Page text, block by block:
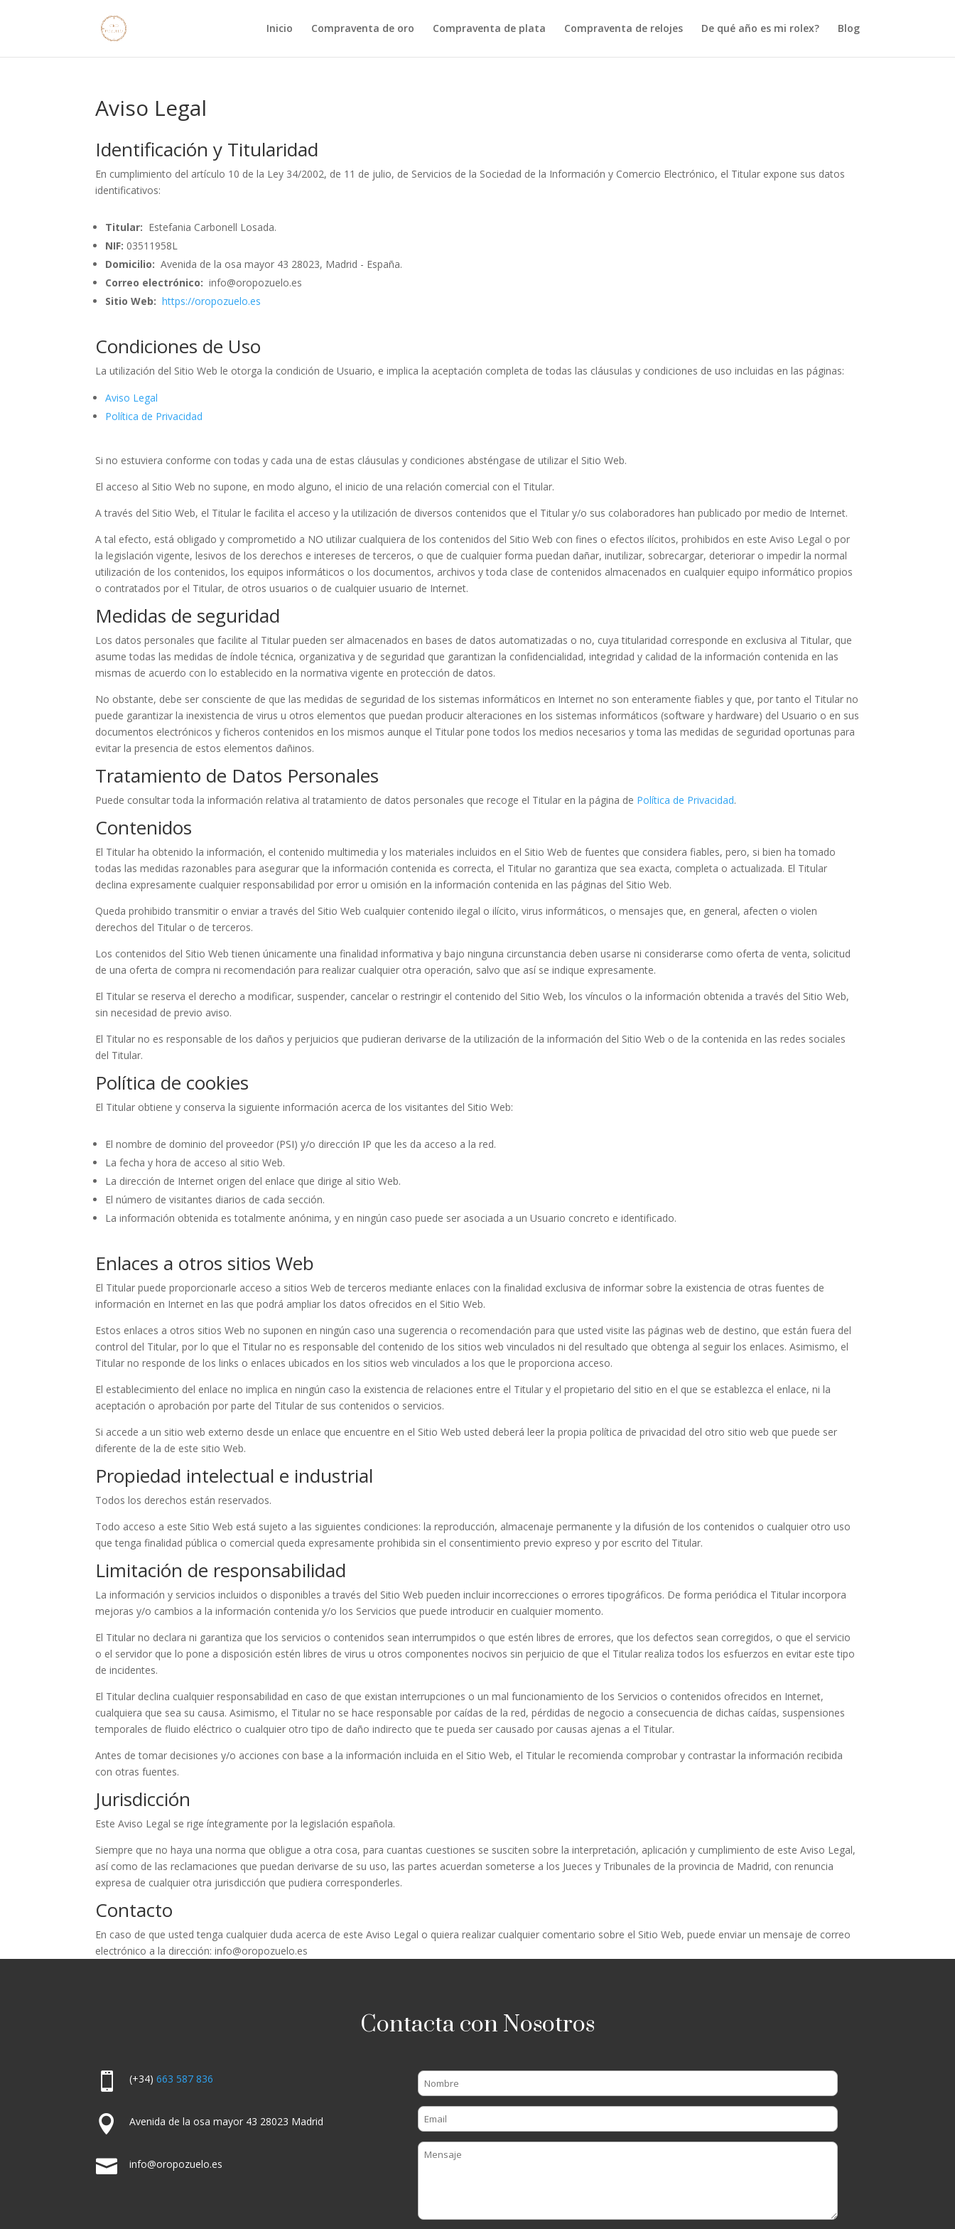
Inicio Compraventa de oro Compraventa de plata Compraventa de relojes De qué año es mi rolex? Blog
Aviso Legal
Identificación y Titularidad
En cumplimiento del artículo 10 de la Ley 34/2002, de 11 de julio, de Servicios de la Sociedad de la Información y Comercio Electrónico, el Titular expone sus datos
identificativos:
Titular: Estefania Carbonell Losada.
NIF: 03511958L
Domicilio: Avenida de la osa mayor 43 28023, Madrid - España.
Correo electrónico: info@oropozuelo.es
Sitio Web: https://oropozuelo.es
Condiciones de Uso
La utilización del Sitio Web le otorga la condición de Usuario, e implica la aceptación completa de todas las cláusulas y condiciones de uso incluidas en las páginas:
Aviso Legal
Política de Privacidad
Si no estuviera conforme con todas y cada una de estas cláusulas y condiciones absténgase de utilizar el Sitio Web.
El acceso al Sitio Web no supone, en modo alguno, el inicio de una relación comercial con el Titular.
A través del Sitio Web, el Titular le facilita el acceso y la utilización de diversos contenidos que el Titular y/o sus colaboradores han publicado por medio de Internet.
A tal efecto, está obligado y comprometido a NO utilizar cualquiera de los contenidos del Sitio Web con fines o efectos ilícitos, prohibidos en este Aviso Legal o por
la legislación vigente, lesivos de los derechos e intereses de terceros, o que de cualquier forma puedan dañar, inutilizar, sobrecargar, deteriorar o impedir la normal
utilización de los contenidos, los equipos informáticos o los documentos, archivos y toda clase de contenidos almacenados en cualquier equipo informático propios
o contratados por el Titular, de otros usuarios o de cualquier usuario de Internet.
Medidas de seguridad
Los datos personales que facilite al Titular pueden ser almacenados en bases de datos automatizadas o no, cuya titularidad corresponde en exclusiva al Titular, que
asume todas las medidas de índole técnica, organizativa y de seguridad que garantizan la confidencialidad, integridad y calidad de la información contenida en las
mismas de acuerdo con lo establecido en la normativa vigente en protección de datos.
No obstante, debe ser consciente de que las medidas de seguridad de los sistemas informáticos en Internet no son enteramente fiables y que, por tanto el Titular no
puede garantizar la inexistencia de virus u otros elementos que puedan producir alteraciones en los sistemas informáticos (software y hardware) del Usuario o en sus
documentos electrónicos y ficheros contenidos en los mismos aunque el Titular pone todos los medios necesarios y toma las medidas de seguridad oportunas para
evitar la presencia de estos elementos dañinos.
Tratamiento de Datos Personales
Puede consultar toda la información relativa al tratamiento de datos personales que recoge el Titular en la página de Política de Privacidad.
Contenidos
El Titular ha obtenido la información, el contenido multimedia y los materiales incluidos en el Sitio Web de fuentes que considera fiables, pero, si bien ha tomado
todas las medidas razonables para asegurar que la información contenida es correcta, el Titular no garantiza que sea exacta, completa o actualizada. El Titular
declina expresamente cualquier responsabilidad por error u omisión en la información contenida en las páginas del Sitio Web.
Queda prohibido transmitir o enviar a través del Sitio Web cualquier contenido ilegal o ilícito, virus informáticos, o mensajes que, en general, afecten o violen
derechos del Titular o de terceros.
Los contenidos del Sitio Web tienen únicamente una finalidad informativa y bajo ninguna circunstancia deben usarse ni considerarse como oferta de venta, solicitud
de una oferta de compra ni recomendación para realizar cualquier otra operación, salvo que así se indique expresamente.
El Titular se reserva el derecho a modificar, suspender, cancelar o restringir el contenido del Sitio Web, los vínculos o la información obtenida a través del Sitio Web,
sin necesidad de previo aviso.
El Titular no es responsable de los daños y perjuicios que pudieran derivarse de la utilización de la información del Sitio Web o de la contenida en las redes sociales
del Titular.
Política de cookies
El Titular obtiene y conserva la siguiente información acerca de los visitantes del Sitio Web:
El nombre de dominio del proveedor (PSI) y/o dirección IP que les da acceso a la red.
La fecha y hora de acceso al sitio Web.
La dirección de Internet origen del enlace que dirige al sitio Web.
El número de visitantes diarios de cada sección.
La información obtenida es totalmente anónima, y en ningún caso puede ser asociada a un Usuario concreto e identificado.
Enlaces a otros sitios Web
El Titular puede proporcionarle acceso a sitios Web de terceros mediante enlaces con la finalidad exclusiva de informar sobre la existencia de otras fuentes de
información en Internet en las que podrá ampliar los datos ofrecidos en el Sitio Web.
Estos enlaces a otros sitios Web no suponen en ningún caso una sugerencia o recomendación para que usted visite las páginas web de destino, que están fuera del
control del Titular, por lo que el Titular no es responsable del contenido de los sitios web vinculados ni del resultado que obtenga al seguir los enlaces. Asimismo, el
Titular no responde de los links o enlaces ubicados en los sitios web vinculados a los que le proporciona acceso.
El establecimiento del enlace no implica en ningún caso la existencia de relaciones entre el Titular y el propietario del sitio en el que se establezca el enlace, ni la
aceptación o aprobación por parte del Titular de sus contenidos o servicios.
Si accede a un sitio web externo desde un enlace que encuentre en el Sitio Web usted deberá leer la propia política de privacidad del otro sitio web que puede ser
diferente de la de este sitio Web.
Propiedad intelectual e industrial
Todos los derechos están reservados.
Todo acceso a este Sitio Web está sujeto a las siguientes condiciones: la reproducción, almacenaje permanente y la difusión de los contenidos o cualquier otro uso
que tenga finalidad pública o comercial queda expresamente prohibida sin el consentimiento previo expreso y por escrito del Titular.
Limitación de responsabilidad
La información y servicios incluidos o disponibles a través del Sitio Web pueden incluir incorrecciones o errores tipográficos. De forma periódica el Titular incorpora
mejoras y/o cambios a la información contenida y/o los Servicios que puede introducir en cualquier momento.
El Titular no declara ni garantiza que los servicios o contenidos sean interrumpidos o que estén libres de errores, que los defectos sean corregidos, o que el servicio
o el servidor que lo pone a disposición estén libres de virus u otros componentes nocivos sin perjuicio de que el Titular realiza todos los esfuerzos en evitar este tipo
de incidentes.
El Titular declina cualquier responsabilidad en caso de que existan interrupciones o un mal funcionamiento de los Servicios o contenidos ofrecidos en Internet,
cualquiera que sea su causa. Asimismo, el Titular no se hace responsable por caídas de la red, pérdidas de negocio a consecuencia de dichas caídas, suspensiones
temporales de fluido eléctrico o cualquier otro tipo de daño indirecto que te pueda ser causado por causas ajenas a el Titular.
Antes de tomar decisiones y/o acciones con base a la información incluida en el Sitio Web, el Titular le recomienda comprobar y contrastar la información recibida
con otras fuentes.
Jurisdicción
Este Aviso Legal se rige íntegramente por la legislación española.
Siempre que no haya una norma que obligue a otra cosa, para cuantas cuestiones se susciten sobre la interpretación, aplicación y cumplimiento de este Aviso Legal,
así como de las reclamaciones que puedan derivarse de su uso, las partes acuerdan someterse a los Jueces y Tribunales de la provincia de Madrid, con renuncia
expresa de cualquier otra jurisdicción que pudiera corresponderles.
Contacto
En caso de que usted tenga cualquier duda acerca de este Aviso Legal o quiera realizar cualquier comentario sobre el Sitio Web, puede enviar un mensaje de correo
electrónico a la dirección: info@oropozuelo.es
Contacta con Nosotros
 (+34) 663 587 836
 Avenida de la osa mayor 43 28023 Madrid
 info@oropozuelo.es